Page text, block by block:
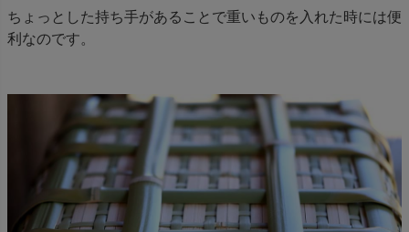
ちょっとした持ち手があることで重いものを入れた時には便
利なのです。